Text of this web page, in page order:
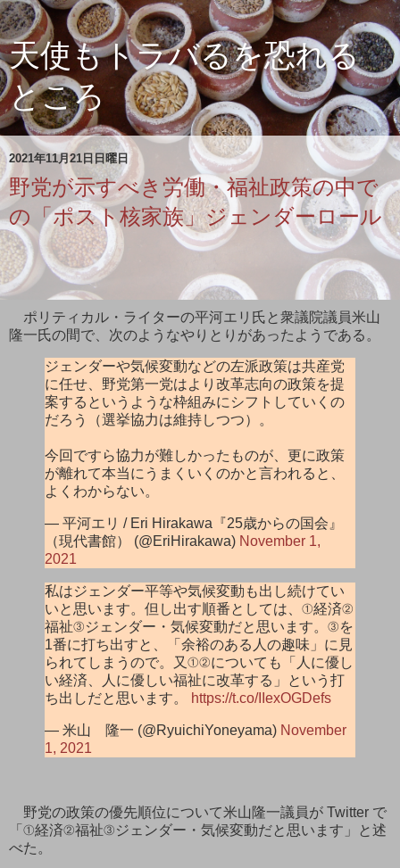
天使もトラバるを恐れる
ところ
2021年11月21日日曜日
野党が示すべき労働・福祉政策の中で
の「ポスト核家族」ジェンダーロール
ポリティカル・ライターの平河エリ氏と衆議院議員米山
隆一氏の間で、次のようなやりとりがあったようである。
ジェンダーや気候変動などの左派政策は共産党
に任せ、野党第一党はより改革志向の政策を提
案するというような枠組みにシフトしていくの
だろう（選挙協力は維持しつつ）。
今回ですら協力が難しかったものが、更に政策
が離れて本当にうまくいくのかと言われると、
よくわからない。
— 平河エリ / Eri Hirakawa『25歳からの国会』
（現代書館） (@EriHirakawa) November 1,
2021
私はジェンダー平等や気候変動も出し続けてい
いと思います。但し出す順番としては、①経済②
福祉③ジェンダー・気候変動だと思います。③を
1番に打ち出すと、「余裕のある人の趣味」に見
られてしまうので。又①②についても「人に優し
い経済、人に優しい福祉に改革する」という打
ち出しだと思います。
https://t.co/IIexOGDefs
— 米山 隆一 (@RyuichiYoneyama) November
1, 2021
野党の政策の優先順位について米山隆一議員が Twitter で
「①経済②福祉③ジェンダー・気候変動だと思います」と述
べた。